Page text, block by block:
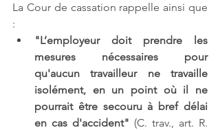
La Cour de cassation rappelle ainsi que
:
"L’employeur doit prendre les
mesures nécessaires pour
qu'aucun travailleur ne travaille
isolément, en un point où il ne
pourrait être secouru à bref délai
en cas d'accident" (C. trav., art. R.